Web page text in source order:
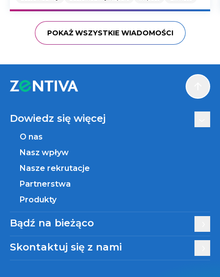
POKAŻ WSZYSTKIE WIADOMOŚCI
Dowiedz się więcej
O nas
Nasz wpływ
Nasze rekrutacje
Partnerstwa
Produkty
Bądź na bieżąco
Skontaktuj się z nami